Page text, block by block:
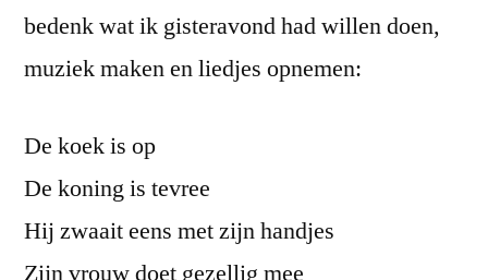
bedenk wat ik gisteravond had willen doen,
muziek maken en liedjes opnemen:
De koek is op
De koning is tevree
Hij zwaait eens met zijn handjes
Zijn vrouw doet gezellig mee